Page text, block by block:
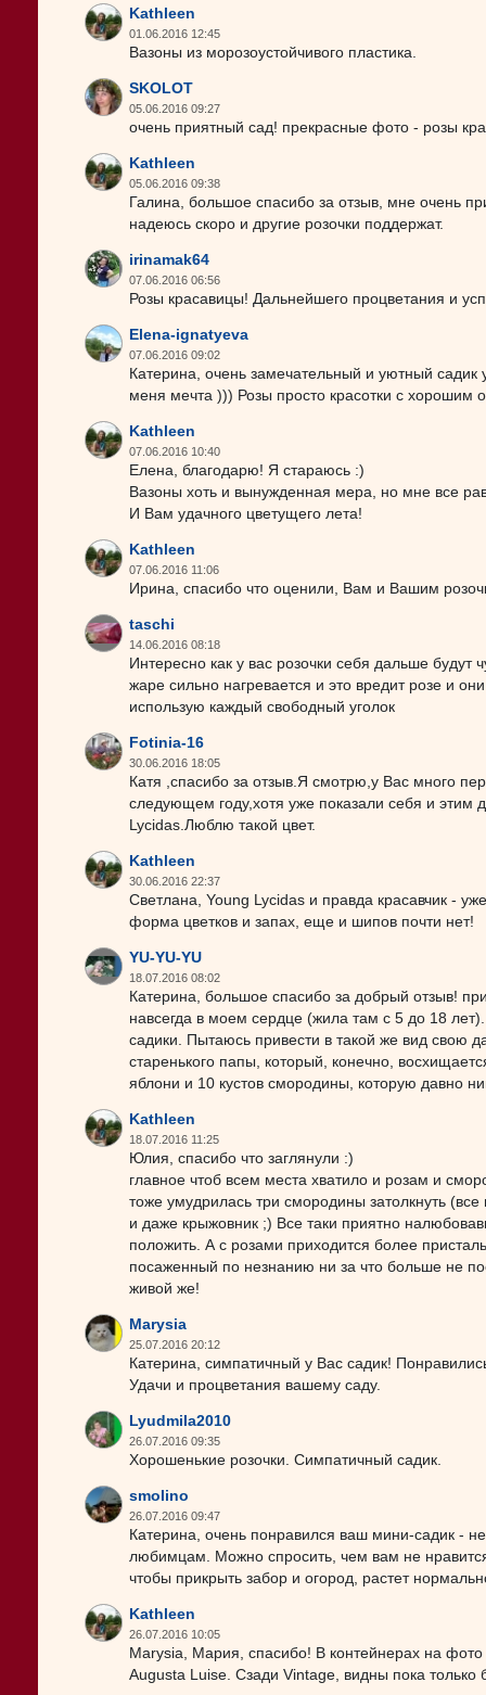
Kathleen
01.06.2016 12:45
Вазоны из морозоустойчивого пластика.
SKOLOT
05.06.2016 09:27
очень приятный сад! прекрасные фото - розы
Kathleen
05.06.2016 09:38
Галина, большое спасибо за отзыв, мне очень
надеюсь скоро и другие розочки поддержат.
irinamak64
07.06.2016 06:56
Розы красавицы! Дальнейшего процветания и
Elena-ignatyeva
07.06.2016 09:02
Катерина, очень замечательный и уютный
меня мечта ))) Розы просто красотки с
Kathleen
07.06.2016 10:40
Елена, благодарю! Я стараюсь :)
Вазоны хоть и вынужденная мера, но мне все
И Вам удачного цветущего лета!
Kathleen
07.06.2016 11:06
Ирина, спасибо что оценили, Вам и Вашим
taschi
14.06.2016 08:18
Интересно как у вас розочки себя дальше будут
жаре сильно нагревается и это вредит розе и
использую каждый свободный уголок
Fotinia-16
30.06.2016 18:05
Катя ,спасибо за отзыв.Я смотрю,у Вас много
следующем году,хотя уже показали себя и
Lycidas.Люблю такой цвет.
Kathleen
30.06.2016 22:37
Светлана, Young Lycidas и правда красавчик -
форма цветков и запах, еще и шипов почти нет!
YU-YU-YU
18.07.2016 08:02
Катерина, большое спасибо за добрый отзыв!
навсегда в моем сердце (жила там с 5 до 18
садики. Пытаюсь привести в такой же вид свою
старенького папы, который, конечно,
яблони и 10 кустов смородины, которую давно
Kathleen
18.07.2016 11:25
Юлия, спасибо что заглянули :)
главное чтоб всем места хватило и розам и
тоже умудрилась три смородины затолкнуть
и даже крыжовник ;) Все таки приятно
положить. А с розами приходится более
посаженный по незнанию ни за что больше не
живой же!
Marysia
25.07.2016 20:12
Катерина, симпатичный у Вас садик!
Удачи и процветания вашему саду.
Lyudmila2010
26.07.2016 09:35
Хорошенькие розочки. Симпатичный садик.
smolino
26.07.2016 09:47
Катерина, очень понравился ваш мини-садик -
любимцам. Можно спросить, чем вам не
чтобы прикрыть забор и огород, растет
Kathleen
26.07.2016 10:05
Marysia, Мария, спасибо! В контейнерах на
Augusta Luise. Сзади Vintagе, видны пока только